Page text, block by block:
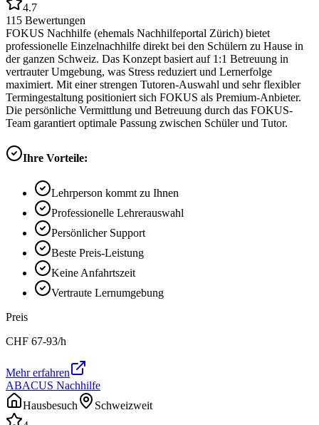
4.7
115 Bewertungen
FOKUS Nachhilfe (ehemals Nachhilfeportal Zürich) bietet
professionelle Einzelnachhilfe direkt bei den Schülern zu Hause in
der ganzen Schweiz. Das Konzept basiert auf 1:1 Betreuung in
vertrauter Umgebung, was Stress reduziert und Lernerfolge
maximiert. Mit einer strengen Tutoren-Auswahl und sehr flexibler
Termingestaltung positioniert sich FOKUS als Premium-Anbieter.
Die persönliche Vermittlung und Betreuung durch das FOKUS-
Team garantiert optimale Passung zwischen Schüler und Tutor.
Ihre Vorteile:
Lehrperson kommt zu Ihnen
Professionelle Lehrerauswahl
Persönlicher Support
Beste Preis-Leistung
Keine Anfahrtszeit
Vertraute Lernumgebung
Preis
CHF 67-93/h
Mehr erfahren
ABACUS Nachhilfe
Hausbesuch
Schweizweit